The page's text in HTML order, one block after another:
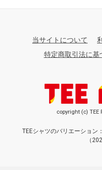
当サイトについて
特定商取引法に基
copyright (c) TEE
TEEシャツのバリエーション
（